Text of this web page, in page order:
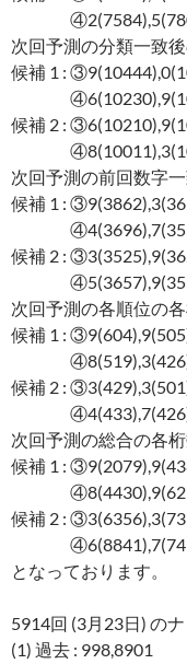
次回予測の分類一致
候補 1 :
候補 2 :
次回予測の前回数字
候補 1 :
候補 2 :
次回予測の各順位の
候補 1 :
候補 2 :
次回予測の総合の各
候補 1 :
候補 2 :
となっております。
5914回 (3月23日) の
(1) 過去 : 998,8901